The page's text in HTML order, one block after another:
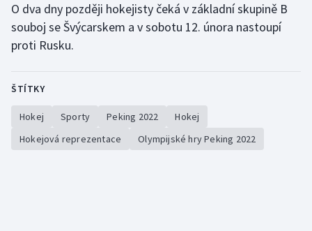
Ragby
Rychlobruslení
Rychlostní kanoistika
Short track
O dva dny později hokejisty čeká v základní skupině B
souboj se Švýcarskem a v sobotu 12. února nastoupí
proti Rusku.
ŠTÍTKY
Hokej Sporty Peking 2022
Hokej
Hokejová reprezentace
Olympijské hry Peking 2022